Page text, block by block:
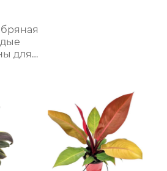
для